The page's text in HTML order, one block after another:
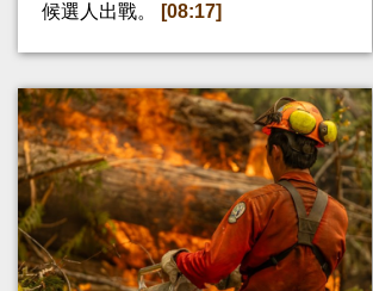
候選人出戰。
[08:17]